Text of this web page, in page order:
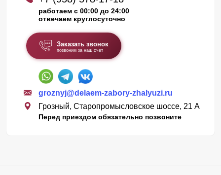
работаем с 00:00 до 24:00
отвечаем круглосуточно
Заказать звонок
позвоним за наш счет
groznyj@delaem-zabory-zhalyuzi.ru
Грозный, Старопромысловское шоссе, 21 А
Перед приездом обязательно позвоните